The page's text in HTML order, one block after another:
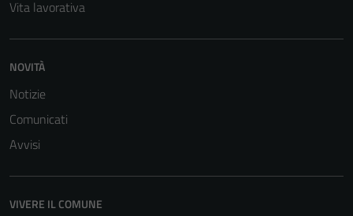
Vita lavorativa
NOVITÀ
Notizie
Comunicati
Avvisi
VIVERE IL COMUNE